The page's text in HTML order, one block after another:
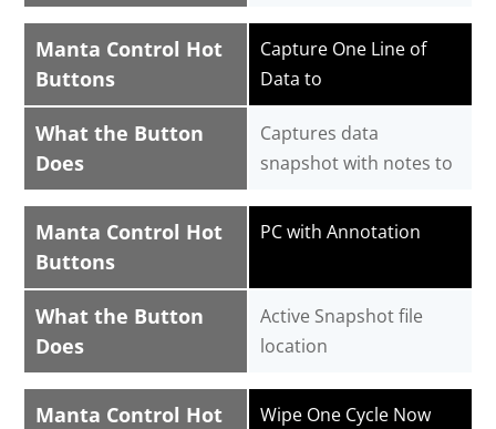
Manta Control Hot
Buttons
What the Button
Does
Capture One Line of
Data to
Captures data
snapshot with notes to
Manta Control Hot
Buttons
What the Button
Does
PC with Annotation
Active Snapshot file
location
Manta Control Hot
Wipe One Cycle Now